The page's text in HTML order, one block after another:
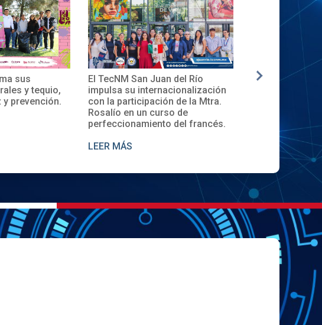
del Río
de la Mtra.
de
✨🎓Toma de Protesta del Comité
Local del XXXII ENECB-CEA 2025
en el TecNM San Juan del Río
LEER MÁS
La nueva
LEER MÁS